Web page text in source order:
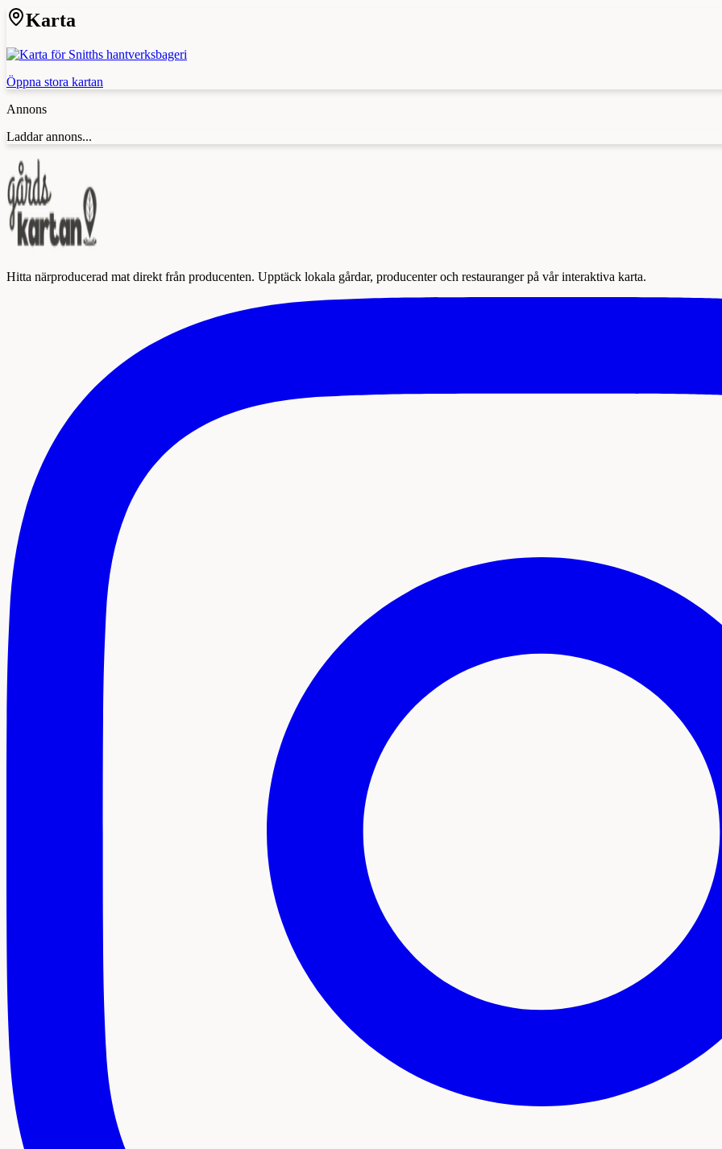
Karta
Öppna stora kartan
Annons
Laddar annons...
Hitta närproducerad mat direkt från producenten. Upptäck lokala gårdar, producenter och restauranger på vår interaktiva karta.